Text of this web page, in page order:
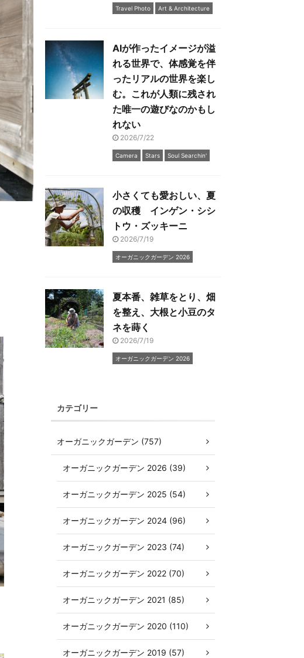
Travel Photo Art & Architecture
AIが作ったイメージが溢
れる世界で、体感覚を伴
ったリアルの世界を楽し
む。これが人類に残され
た唯一の遊びなのかもし
れない
2026/7/22
Camera Stars Soul Searchin'
小さくても愛おしい、夏
の収穫 インゲン・シシ
トウ・ズッキーニ
2026/7/19
オーガニックガーデン 2026
夏本番、雑草をとり、畑
を整え、大根と小豆のタ
ネを蒔く
2026/7/19
オーガニックガーデン 2026
カテゴリー
オーガニックガーデン (757)
オーガニックガーデン 2026 (39)
オーガニックガーデン 2025 (54)
オーガニックガーデン 2024 (96)
オーガニックガーデン 2023 (74)
オーガニックガーデン 2022 (70)
オーガニックガーデン 2021 (85)
オーガニックガーデン 2020 (110)
オーガニックガーデン 2019 (57)